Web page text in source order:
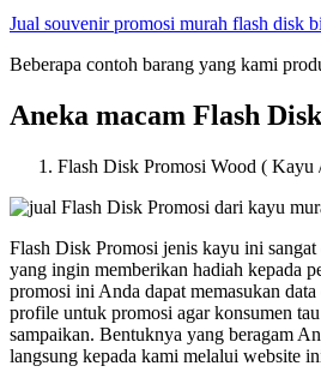
Jual souvenir promosi murah flash disk
Beberapa contoh barang yang kami
Aneka macam Flash
Flash Disk Promosi Wood ( Kayu
Flash Disk Promosi jenis kayu ini
yang ingin memberikan hadiah kepada
promosi ini Anda dapat memasukan
profile untuk promosi agar konsumen
sampaikan. Bentuknya yang beragam
langsung kepada kami melalui website